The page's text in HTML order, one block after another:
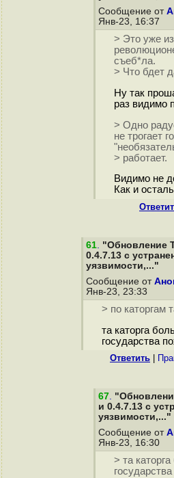
Сообщение от
Янв-23, 16:37
> Это уже
съеб*ла.
> Что бдет
Ну так
раз видимо
> Одно
не трогает
> работает.
Видимо не
Как и
61. "Обновление
0.4.7.13 с
уязвимости,..."
Сообщение от
Янв-23, 23:33
> по каторгам
та каторга
государства
Ответить
67.
и 0.4.7.13 с
уязвимости,..."
Сообщение от
Янв-23, 16:30
> та